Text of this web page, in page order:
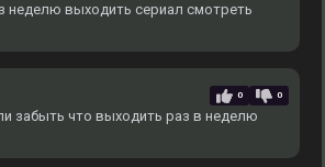
неделю выходить сериал смотреть
0 0
забыть что выходить раз в неделю